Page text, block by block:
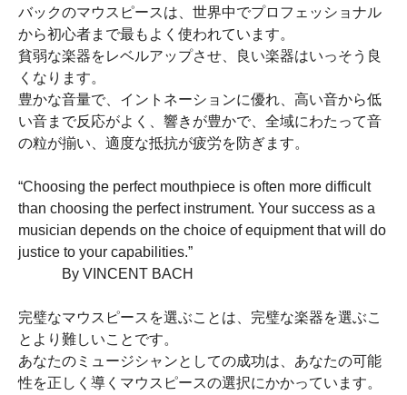
バックのマウスピースは、世界中でプロフェッショナル
から初心者まで最もよく使われています。
貧弱な楽器をレベルアップさせ、良い楽器はいっそう良
くなります。
豊かな音量で、イントネーションに優れ、高い音から低
い音まで反応がよく、響きが豊かで、全域にわたって音
の粒が揃い、適度な抵抗が疲労を防ぎます。
“Choosing the perfect mouthpiece is often more difficult
than choosing the perfect instrument. Your success as a
musician depends on the choice of equipment that will do
justice to your capabilities.”
By VINCENT BACH
完璧なマウスピースを選ぶことは、完璧な楽器を選ぶこ
とより難しいことです。
あなたのミュージシャンとしての成功は、あなたの可能
性を正しく導くマウスピースの選択にかかっています。